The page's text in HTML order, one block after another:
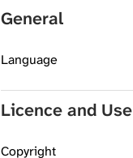
General
Language
Licence and Use
Copyright